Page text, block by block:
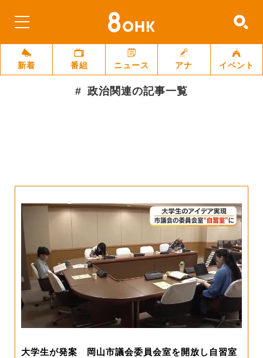
新着 番組 ニュース アナ イベント
政治関連の記事一覧
大学生が発案 岡山市議会委員会室を開放し自習室